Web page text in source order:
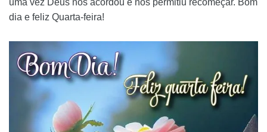
dia e feliz Quarta-feira!